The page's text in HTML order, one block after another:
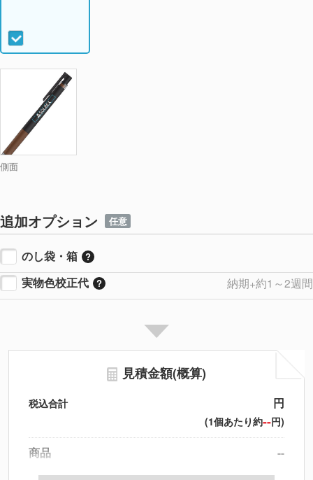
側面
追加オプション 任意
のし袋・箱
実物色校正代
納期+約1～2週間
見積金額(概算)
税込合計 円
(1個あたり約--円)
商品
--